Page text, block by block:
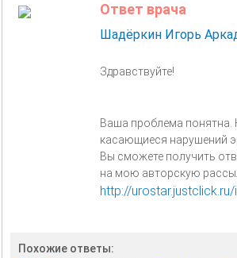
Ответ врача
Шадёркин Игорь
Здравствуйте!
Ваша проблема понятна.
касающиеся нарушений
Вы сможете получить
на мою авторскую
http://urostar.justclick.ru/
Похожие ответы: